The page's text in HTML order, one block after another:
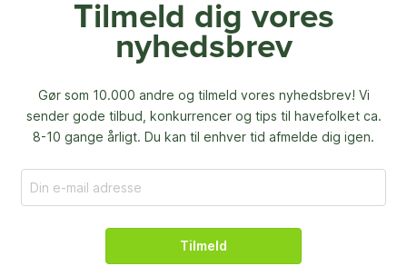
Tilmeld dig vores
nyhedsbrev
Gør som 10.000 andre og tilmeld vores nyhedsbrev! Vi
sender gode tilbud, konkurrencer og tips til havefolket ca.
8-10 gange årligt. Du kan til enhver tid afmelde dig igen.
Tilmeld